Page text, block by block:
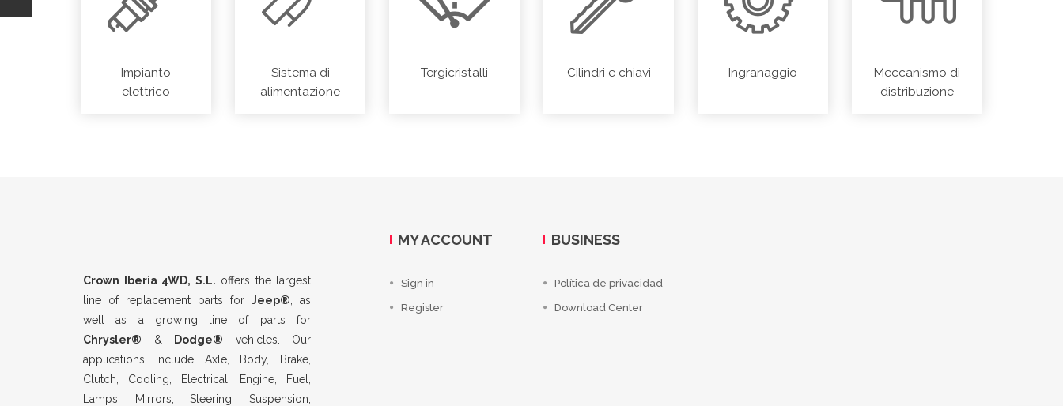
Impianto
elettrico
Sistema di
alimentazione
Tergicristalli Cilindri e chiavi Ingranaggio
Meccanismo di
distribuzione
Crown Iberia 4WD, S.L. offers the largest
line of replacement parts for Jeep® , as
well as a growing line of parts for
Chrysler® & Dodge® vehicles. Our
applications include Axle, Body, Brake,
Clutch, Cooling, Electrical, Engine, Fuel,
Lamps, Mirrors, Steering, Suspension,
MY ACCOUNT
Sign in
Register
BUSINESS
Política de privacidad
Download Center